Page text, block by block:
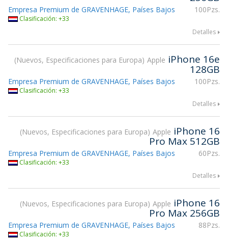
100Pzs.
Empresa Premium de GRAVENHAGE, Países Bajos
Clasificación: +33
Detalles
Nuevos, Especificaciones para Europa Apple iPhone 16e
128GB
100Pzs.
Empresa Premium de GRAVENHAGE, Países Bajos
Clasificación: +33
Detalles
Nuevos, Especificaciones para Europa Apple iPhone 16
Pro Max 512GB
60Pzs.
Empresa Premium de GRAVENHAGE, Países Bajos
Clasificación: +33
Detalles
Nuevos, Especificaciones para Europa Apple iPhone 16
Pro Max 256GB
88Pzs.
Empresa Premium de GRAVENHAGE, Países Bajos
Clasificación: +33